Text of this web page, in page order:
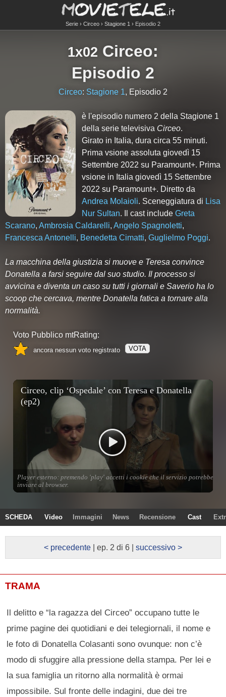
Serie Circeo Stagione 1 Episodio 2
1x02 Circeo:
Episodio 2
Circeo: Stagione 1, Episodio 2
è l'episodio numero 2 della Stagione 1
della serie televisiva Circeo.
Girato in Italia, dura circa 55 minuti.
Prima vsione assoluta giovedì 15
Settembre 2022 su Paramount+. Prima
vsione in Italia giovedì 15 Settembre
2022 su Paramount+. Diretto da
Andrea Molaioli. Sceneggiatura di Lisa
Nur Sultan. Il cast includeGreta
Scarano, Ambrosia Caldarelli, Angelo Spagnoletti,
Francesca Antonelli, Benedetta Cimatti, Guglielmo Poggi.
La macchina della giustizia si muove e Teresa convince
Donatella a farsi seguire dal suo studio. Il processo si
avvicina e diventa un caso su tutti i giornali e Saverio ha lo
scoop che cercava, mentre Donatella fatica a tornare alla
normalità.
Voto Pubblico mtRating:
ancora nessun voto registrato VOTA
SCHEDA Video Immagini News Recensione Cast
< precedente | ep. 2 di 6 | successivo >
TRAMA
Il delitto e “la ragazza del Circeo” occupano tutte le
prime pagine dei quotidiani e dei telegiornali, il nome e
le foto di Donatella Colasanti sono ovunque: non c’è
modo di sfuggire alla pressione della stampa. Per lei e
la sua famiglia un ritorno alla normalità è ormai
impossibile. Sul fronte delle indagini, due dei tre